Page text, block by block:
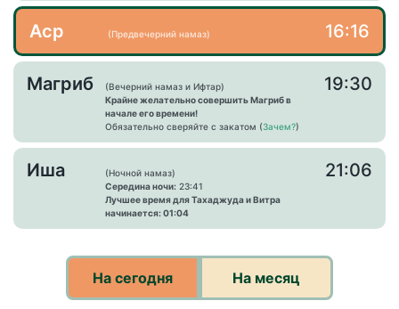
Аср (Предвечерний намаз) 16:16
Магриб
(Вечерний намаз и Ифтар)
Крайне желательно совершить Магриб в
начале его времени!
Обязательно сверяйте с закатом (Зачем?)
19:30
Иша
(Ночной намаз)
Середина ночи: 23:41
Лучшее время для Тахаджуда и Витра
начинается: 01:04
21:06
На сегодня На месяц